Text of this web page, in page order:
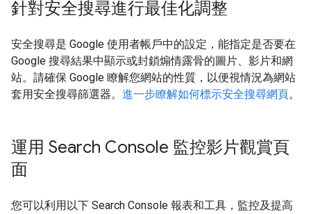
針對安全搜尋進行最佳化調整
安全搜尋是 Google 使用者帳戶中的設定，能指定是否要在
Google 搜尋結果中顯示或封鎖煽情露骨的圖片、影片和網
站。請確保 Google 瞭解您網站的性質，以便視情況為網站
套用安全搜尋篩選器。 進一步瞭解如何標示安全搜尋網頁。
運用 Search Console 監控影片觀賞頁
面
您可以利用以下 Search Console 報表和工具，監控及提高